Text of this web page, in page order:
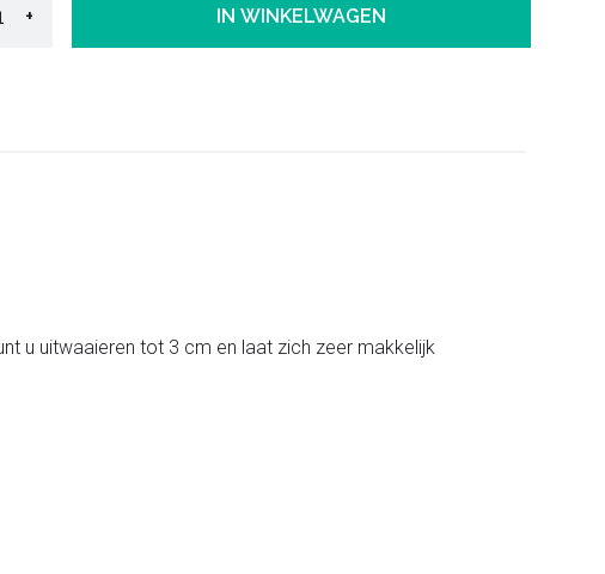
+ IN WINKELWAGEN
u uitwaaieren tot 3 cm en laat zich zeer makkelijk